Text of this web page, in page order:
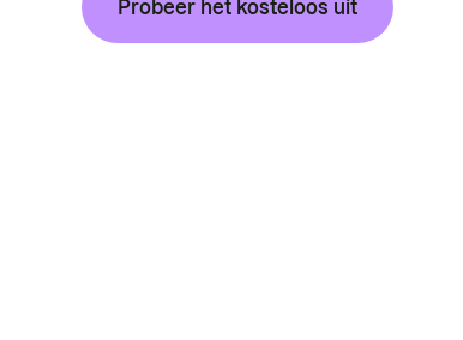
Probeer het kosteloos uit